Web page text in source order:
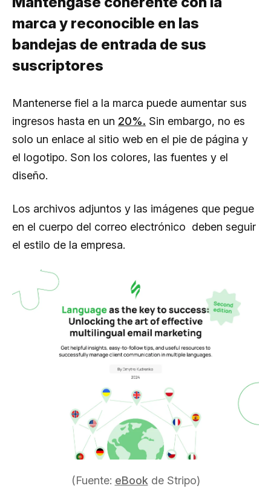
marca y reconocible en las
bandejas de entrada de sus
suscriptores
Mantenerse fiel a la marca puede aumentar sus
ingresos hasta en un 20%. Sin embargo, no es
solo un enlace al sitio web en el pie de página y
el logotipo. Son los colores, las fuentes y el
diseño.
Los archivos adjuntos y las imágenes que pegue
en el cuerpo del correo electrónico deben seguir
el estilo de la empresa.
(Fuente: eBook de Stripo)